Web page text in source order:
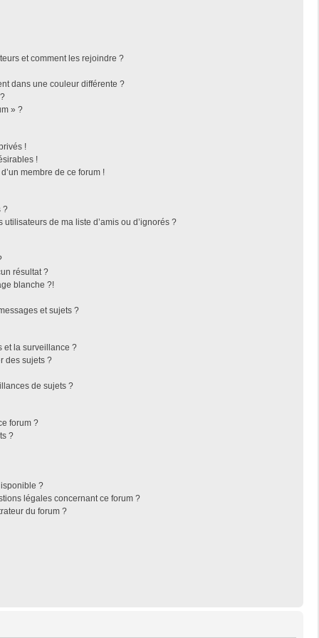
et comment les rejoindre ?
dans une couleur différente ?
» ?
!
!
membre de ce forum !
?
de ma liste d’amis ou d’ignorés ?
résultat ?
blanche ?!
et sujets ?
et la surveillance ?
des sujets ?
de sujets ?
forum ?
?
?
légales concernant ce forum ?
du forum ?